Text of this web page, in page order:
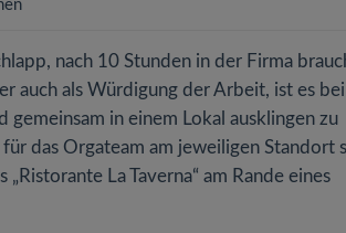
nach 10 Stunden in der Firma
auch als Würdigung der Arbeit, ist es bei
in einem Lokal ausklingen zu
das Orgateam am jeweiligen Standort
La Taverna“ am Rande eines